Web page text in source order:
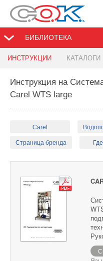
БИБЛИОТЕКА
ИНСТРУКЦИИ КАТАЛОГИ
Инструкция на
Carel WTS large
Carel
Страница бренда